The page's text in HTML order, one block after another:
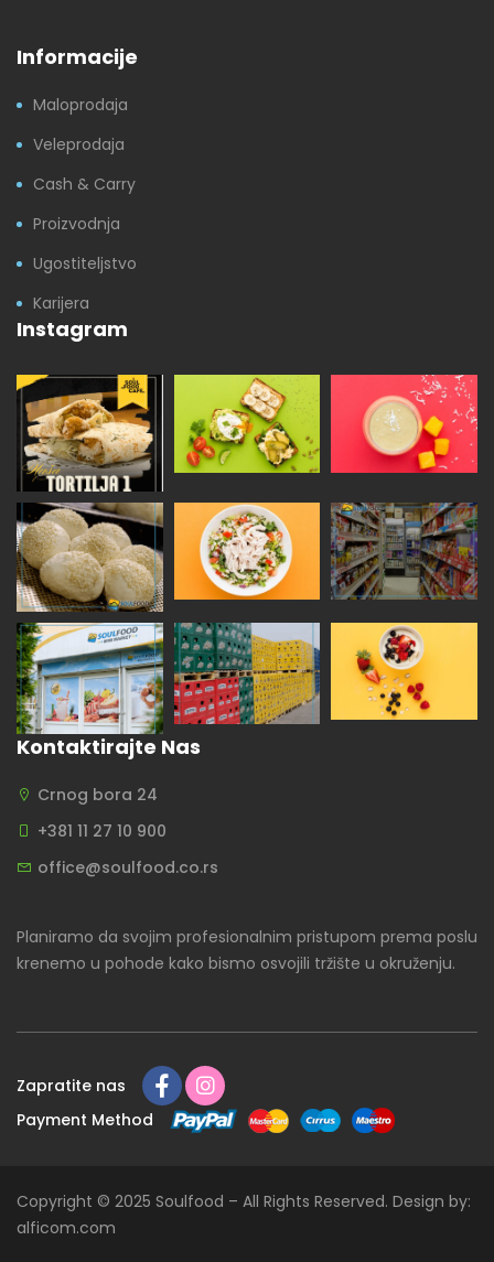
Informacije
Maloprodaja
Veleprodaja
Cash & Carry
Proizvodnja
Ugostiteljstvo
Karijera
Instagram
Kontaktirajte Nas
Crnog bora 24
+381 11 27 10 900
office@soulfood.co.rs
Planiramo da svojim profesionalnim pristupom prema poslu
krenemo u pohode kako bismo osvojili tržište u okruženju.
Zapratite nas
Payment Method
Copyright © 2025 Soulfood – All Rights Reserved. Design by:
alficom.com